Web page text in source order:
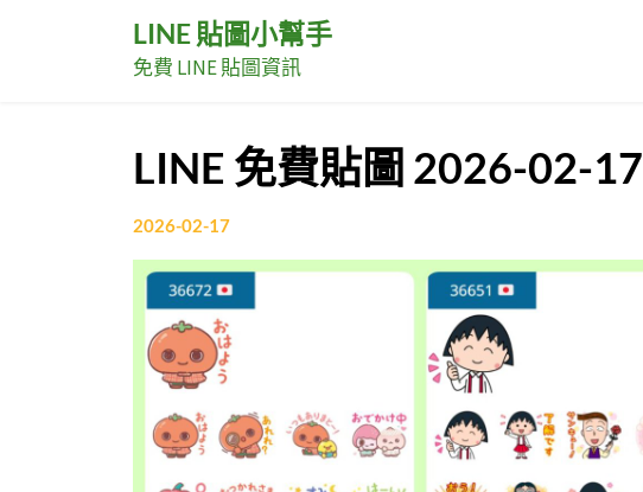
LINE 貼圖小幫手
免費 LINE 貼圖資訊
LINE 免費貼圖 2026-02-17
2026-02-17